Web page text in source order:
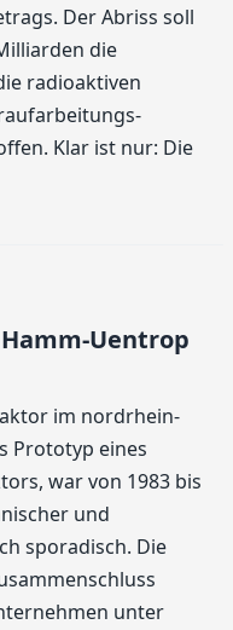
Der Abriss soll
die
radioaktiven
Klar ist nur: Die
Uentrop
im nordrhein-
Prototyp eines
war von 1983 bis
und
sporadisch. Die
unter